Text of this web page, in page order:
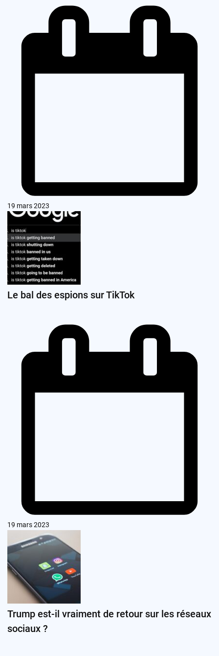
19 mars 2023
Le bal des espions sur TikTok
19 mars 2023
Trump est-il vraiment de retour sur les réseaux
sociaux ?